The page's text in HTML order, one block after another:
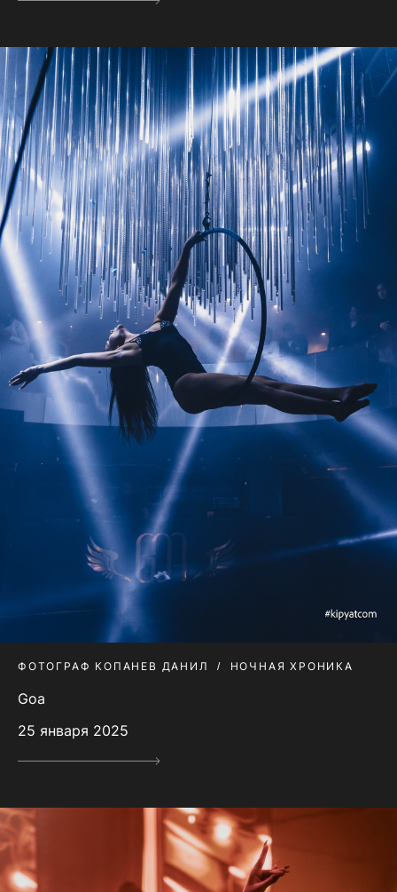
ФОТОГРАФ КОПАНЕВ ДАНИЛ НОЧНАЯ ХРОНИКА
Goa
25 января 2025